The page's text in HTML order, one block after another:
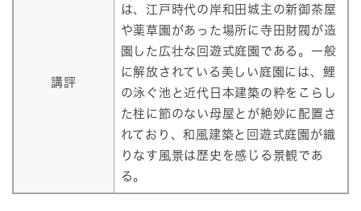
講評
は、江戸時代の岸和田城主の新御茶屋
や薬草園があった場所に寺田財閥が造
園した広壮な回遊式庭園である。一般
に解放されている美しい庭園には、鯉
の泳ぐ池と近代日本建築の粋をこらし
た柱に節のない母屋とが絶妙に配置さ
れており、和風建築と回遊式庭園が織
りなす風景は歴史を感じる景観であ
る。